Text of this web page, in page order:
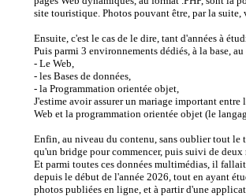
site touristique. Photos pouvant être, par la suite,
Ensuite, c'est le cas de le dire, tant d'années à
Puis parmi 3 environnements dédiés, à la base,
- Le Web,
- les Bases de données,
- la Programmation orientée objet,
J'estime avoir assurer un mariage important
Web et la programmation orientée objet (le
Enfin, au niveau du contenu, sans oublier tout le
qu'un bridge pour commencer, puis suivi de deux
Et parmi toutes ces données multimédias, il
depuis le début de l'année 2026, tout en ayant
photos publiées en ligne, et à partir d'une